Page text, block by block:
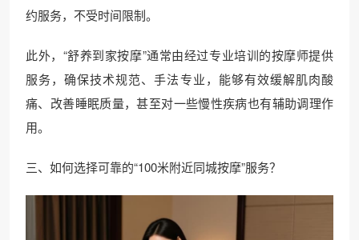
约服务，不受时间限制。
此外，“舒养到家按摩”通常由经过专业培训的按摩师提供
服务，确保技术规范、手法专业，能够有效缓解肌肉酸
痛、改善睡眠质量，甚至对一些慢性疾病也有辅助调理作
用。
三、如何选择可靠的“100米附近同城按摩”服务？